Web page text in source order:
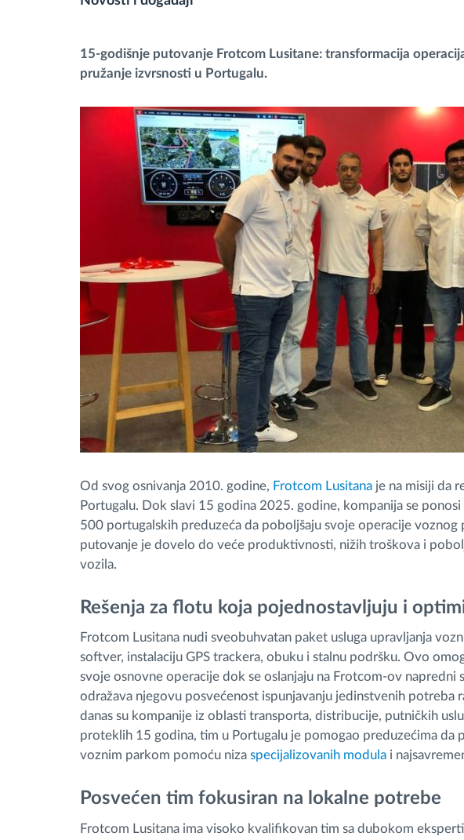
Planiranje i nadgledanje rute
Automatska identifikacija vozača
Otkrijte sve funkcije
15-godišnje putovanje Frotcom Lusitane: transformacija
pružanje izvrsnosti u Portugalu.
Od svog osnivanja 2010. godine, Frotcom Lusitana je na misiji da
Portugalu. Dok slavi 15 godina 2025. godine, kompanija se
500 portugalskih preduzeća da poboljšaju svoje operacije voznog
putovanje je dovelo do veće produktivnosti, nižih troškova i
vozila.
Rešenja za flotu koja pojednostavljuju i
Frotcom Lusitana nudi sveobuhvatan paket usluga upravljanja
softver, instalaciju GPS trackera, obuku i stalnu podršku. Ovo
svoje osnovne operacije dok se oslanjaju na Frotcom-ov
odražava njegovu posvećenost ispunjavanju jedinstvenih potreba
danas su kompanije iz oblasti transporta, distribucije, putničkih
proteklih 15 godina, tim u Portugalu je pomogao preduzećima da
voznim parkom pomoću niza specijalizovanih modula i
Posvećen tim fokusiran na lokalne potrebe
Frotcom Lusitana ima visoko kvalifikovan tim sa dubokom